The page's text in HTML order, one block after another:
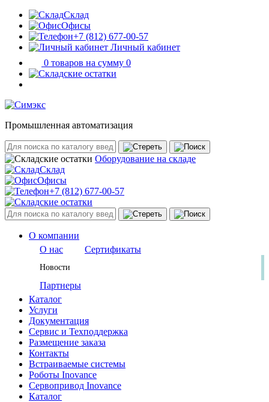
Склад
Офисы
+7 (812) 677-00-57
Личный кабинет
0 товаров на сумму 0
Промышленная автоматизация
Оборудование на складе
Склад
Офисы
+7 (812) 677-00-57
О компании
О нас
Сертификаты
Новости
Партнеры
Каталог
Услуги
Документация
Сервис и Техподдержка
Размещение заказа
Контакты
Встраиваемые системы
Роботы Inovance
Сервопривод Inovance
Каталог